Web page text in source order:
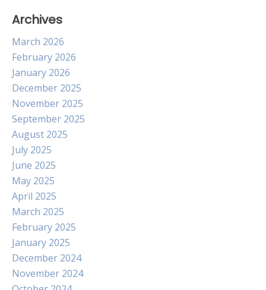
Archives
March 2026
February 2026
January 2026
December 2025
November 2025
September 2025
August 2025
July 2025
June 2025
May 2025
April 2025
March 2025
February 2025
January 2025
December 2024
November 2024